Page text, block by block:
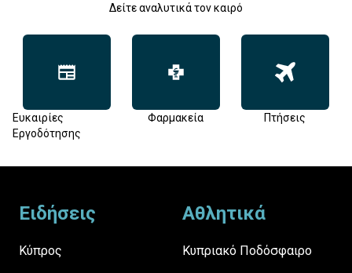
Δείτε αναλυτικά τον καιρό
Ευκαιρίες
Εργοδότησης
Φαρμακεία Πτήσεις
Ειδήσεις
Κύπρος
Αθλητικά
Κυπριακό Ποδόσφαιρο